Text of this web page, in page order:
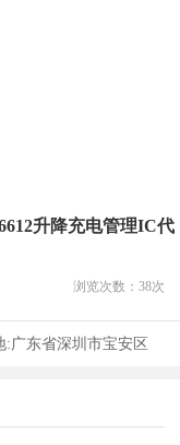
升降充电管理IC代
浏览次数： 38次
:广东省深圳市宝安区